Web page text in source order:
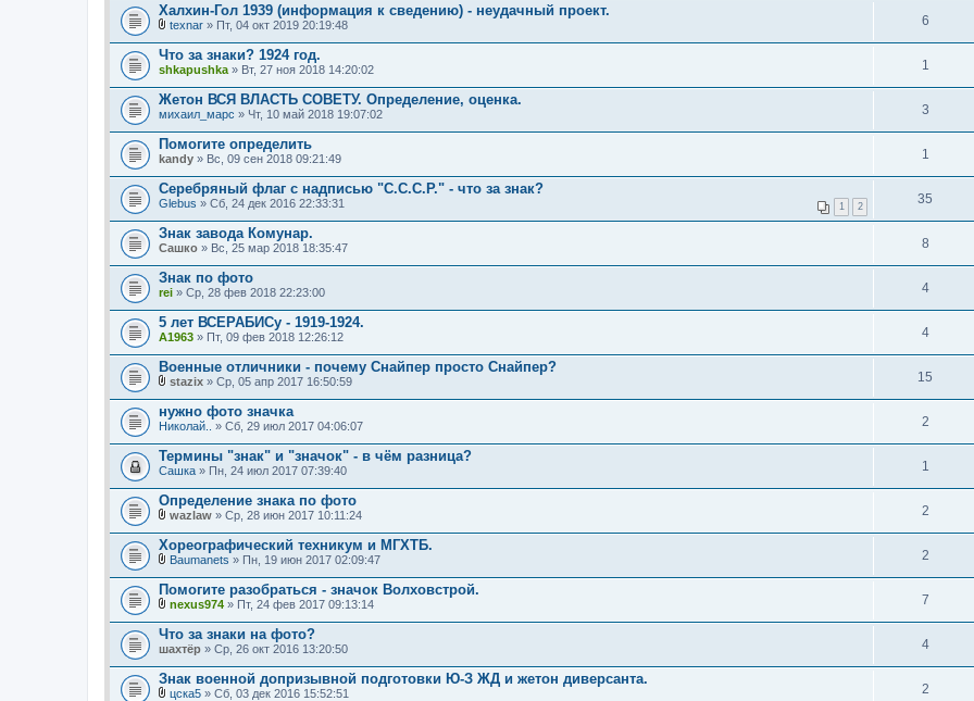
Халхин-Гол 1939 (информация к сведению) - неудачный проект.
л
о
ж
е
н
и
texnar » Пт, 04 окт 2019 20:19:48 6
Что за знаки? 1924 год.
shkapushka » Вт, 27 ноя 2018 14:20:02 1
Жетон ВСЯ ВЛАСТЬ СОВЕТУ. Определение, оценка.
михаил_марс » Чт, 10 май 2018 19:07:02 3
Помогите определить
kandy » Вс, 09 сен 2018 09:21:49 1
Серебряный флаг с надписью "С.С.С.Р." - что за знак?
1 2
Glebus » Сб, 24 дек 2016 22:33:31 35
Знак завода Комунар.
Сашко » Вс, 25 мар 2018 18:35:47 8
Знак по фото
rei » Ср, 28 фев 2018 22:23:00 4
5 лет ВСЕРАБИСу - 1919-1924.
A1963 » Пт, 09 фев 2018 12:26:12 4
Военные отличники - почему Снайпер просто Снайпер?
о
ж
е
н
и
stazix » Ср, 05 апр 2017 16:50:59 15
нужно фото значка
Николай.. » Сб, 29 июл 2017 04:06:07 2
Термины "знак" и "значок" - в чём разница?
Сашка » Пн, 24 июл 2017 07:39:40 1
Определение знака по фото
л
о
ж
е
н
и
wazlaw » Ср, 28 июн 2017 10:11:24 2
Хореографический техникум и МГХТБ.
л
о
ж
е
н
и
Baumanets » Пн, 19 июн 2017 02:09:47 2
Помогите разобраться - значок Волховстрой.
л
о
ж
е
н
и
nexus974 » Пт, 24 фев 2017 09:13:14 7
Что за знаки на фото?
шахтёр » Ср, 26 окт 2016 13:20:50 4
Знак военной допризывной подготовки Ю-З ЖД и жетон диверсанта.
цска5 » Сб, 03 дек 2016 15:52:51 2